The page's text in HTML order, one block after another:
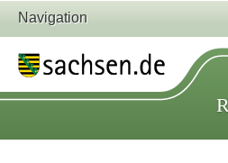
Navigation